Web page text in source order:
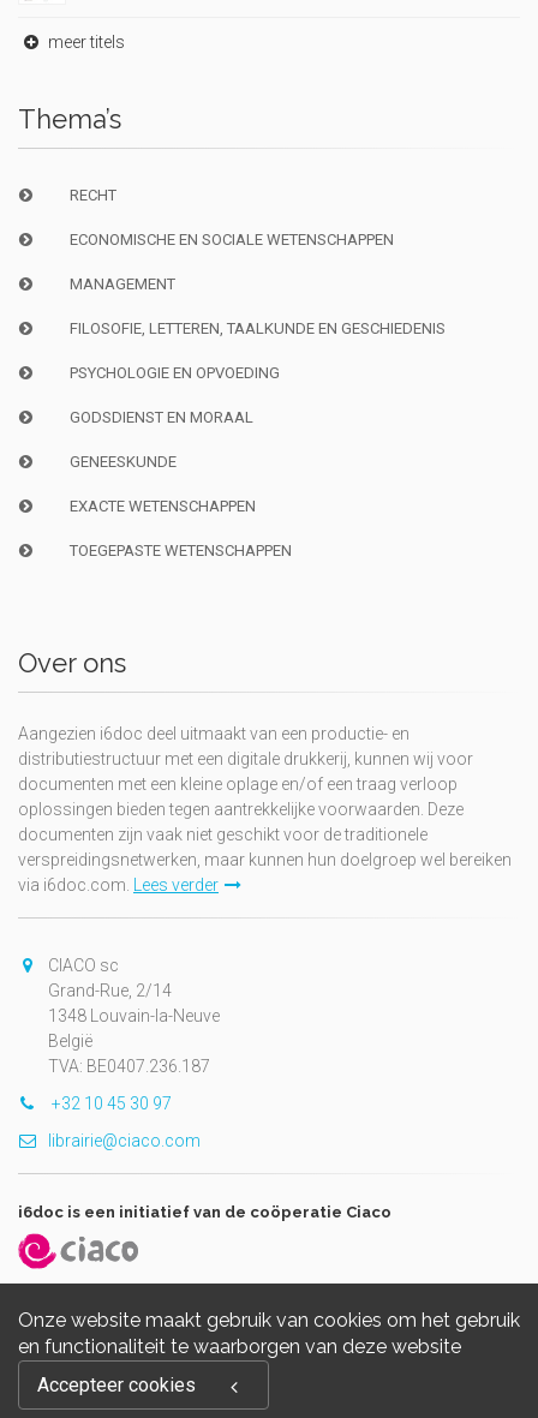
Onze website maakt gebruik van cookies om het gebruik
en functionaliteit te waarborgen van deze website
Accepteer cookies
meer titels
Thema’s
RECHT
ECONOMISCHE EN SOCIALE WETENSCHAPPEN
MANAGEMENT
FILOSOFIE, LETTEREN, TAALKUNDE EN GESCHIEDENIS
PSYCHOLOGIE EN OPVOEDING
GODSDIENST EN MORAAL
GENEESKUNDE
EXACTE WETENSCHAPPEN
TOEGEPASTE WETENSCHAPPEN
Over ons
Aangezien i6doc deel uitmaakt van een productie- en
distributiestructuur met een digitale drukkerij, kunnen wij voor
documenten met een kleine oplage en/of een traag verloop
oplossingen bieden tegen aantrekkelijke voorwaarden. Deze
documenten zijn vaak niet geschikt voor de traditionele
verspreidingsnetwerken, maar kunnen hun doelgroep wel bereiken
via i6doc.com. Lees verder
CIACO sc
Grand-Rue, 2/14
1348 Louvain-la-Neuve
België
TVA: BE0407.236.187
+32 10 45 30 97
librairie@ciaco.com
i6doc is een initiatief van de coöperatie Ciaco
Reserved